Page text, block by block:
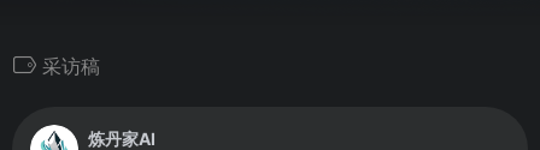
采访稿
炼丹家AI